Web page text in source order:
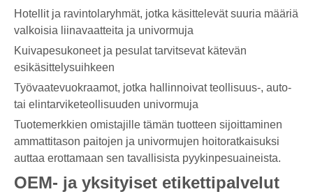
Hotellit ja ravintolaryhmät, jotka käsittelevät suuria määriä
valkoisia liinavaatteita ja univormuja
Kuivapesukoneet ja pesulat tarvitsevat kätevän
esikäsittelysuihkeen
Työvaatevuokraamot, jotka hallinnoivat teollisuus-, auto-
tai elintarviketeollisuuden univormuja
Tuotemerkkien omistajille tämän tuotteen sijoittaminen
ammattitason paitojen ja univormujen hoitoratkaisuksi
auttaa erottamaan sen tavallisista pyykinpesuaineista.
OEM- ja yksityiset etikettipalvelut